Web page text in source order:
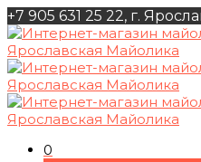
+7 905 631 25 22, г.
0